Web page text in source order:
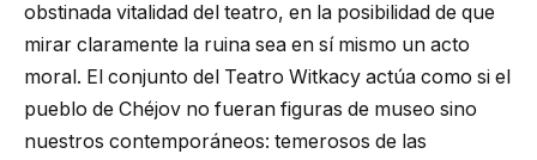
obstinada vitalidad del teatro, en la posibilidad de que
mirar claramente la ruina sea en sí mismo un acto
moral. El conjunto del Teatro Witkacy actúa como si el
pueblo de Chéjov no fueran figuras de museo sino
nuestros contemporáneos: temerosos de las